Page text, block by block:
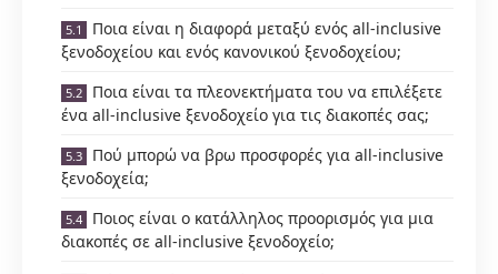
Ποια είναι η διαφορά μεταξύ ενός all-inclusive
ξενοδοχείου και ενός κανονικού ξενοδοχείου;
Ποια είναι τα πλεονεκτήματα του να επιλέξετε
ένα all-inclusive ξενοδοχείο για τις διακοπές σας;
Πού μπορώ να βρω προσφορές για all-inclusive
ξενοδοχεία;
Ποιος είναι ο κατάλληλος προορισμός για μια
διακοπές σε all-inclusive ξενοδοχείο;